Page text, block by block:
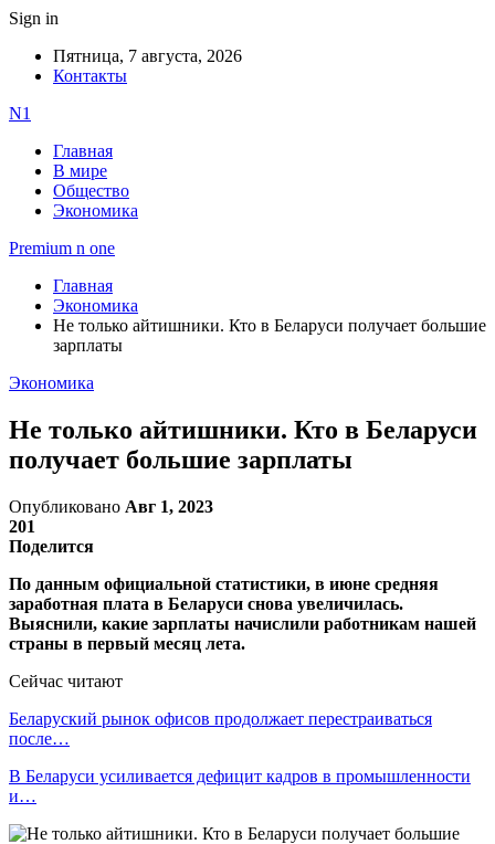
Sign in
Пятница, 7 августа, 2026
Контакты
N1
Главная
В мире
Общество
Экономика
Premium n one
Главная
Экономика
Не только айтишники. Кто в Беларуси получает большие
зарплаты
Экономика
Не только айтишники. Кто в Беларуси
получает большие зарплаты
Опубликовано Авг 1, 2023
201
Поделится
По данным официальной статистики, в июне средняя
заработная плата в Беларуси снова увеличилась.
Выяснили, какие зарплаты начислили работникам нашей
страны в первый месяц лета.
Сейчас читают
Беларуский рынок офисов продолжает перестраиваться
после…
В Беларуси усиливается дефицит кадров в промышленности
и…